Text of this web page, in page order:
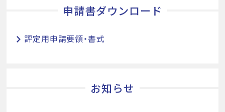
申請書ダウンロード
評定用申請要領・書式
お知らせ